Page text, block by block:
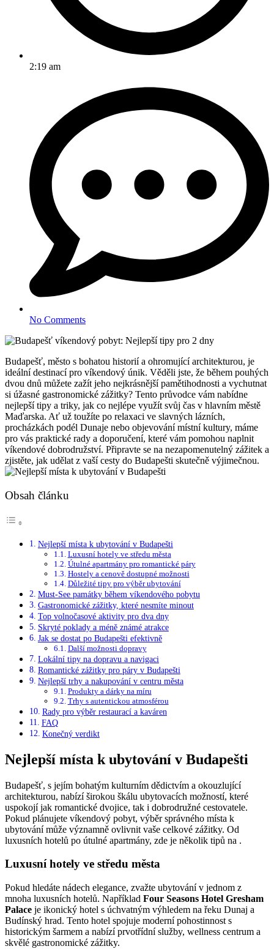
2:19 am
No Comments
Budapešť, město s bohatou historií a ohromující architekturou, je
ideální destinací pro víkendový únik. Věděli jste, že během pouhých
dvou dnů můžete zažít jeho nejkrásnější pamětihodnosti a vychutnat
si úžasné gastronomické zážitky? Tento průvodce vám nabídne
nejlepší tipy a triky, jak co nejlépe využít svůj čas v hlavním městě
Maďarska. Ať už toužíte po relaxaci ve slavných lázních,
procházkách podél Dunaje nebo objevování místní kultury, máme
pro vás praktické rady a doporučení, které vám pomohou naplnit
víkendové dobrodružství. Připravte se na nezapomenutelný zážitek a
zjistěte, jak udělat z vaší cesty do Budapešti skutečně výjimečnou.
Obsah článku
Nejlepší místa k ubytování v Budapešti
Luxusní hotely ve středu města
Útulné apartmány pro romantické páry
Hostely a cenově dostupné možnosti
Důležité tipy pro výběr ubytování
Must-See památky během víkendového pobytu
Gastronomické zážitky, které nesmíte minout
Top volnočasové aktivity pro dva dny
Skryté poklady a méně známé atrakce
Jak se dostat po Budapešti efektivně
Další možnosti dopravy
Lokální tipy na dopravu a navigaci
Romantické zážitky pro páry v Budapešti
Nejlepší trhy a nakupování v centru města
Produkty a dárky na míru
Trhy s autentickou atmosférou
Rady pro výběr restaurací a kaváren
FAQ
Konečný verdikt
Nejlepší místa k ubytování v Budapešti
Budapešť, s jejím bohatým kulturním dědictvím a okouzlující
architekturou, nabízí širokou škálu ubytovacích možností, které
uspokojí jak romantické dvojice, tak i dobrodružné cestovatele.
Pokud plánujete víkendový pobyt, výběr správného místa k
ubytování může významně ovlivnit vaše celkové zážitky. Od
luxusních hotelů po útulné apartmány, zde je několik tipů na .
Luxusní hotely ve středu města
Pokud hledáte nádech elegance, zvažte ubytování v jednom z
mnoha luxusních hotelů. Například Four Seasons Hotel Gresham
Palace je ikonický hotel s úchvatným výhledem na řeku Dunaj a
Budínský hrad. Tento hotel spojuje moderní pohostinnost s
historickým šarmem a nabízí prvotřídní služby, wellness centrum a
skvělé gastronomické zážitky.